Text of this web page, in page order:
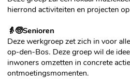
hierrond activiteiten en projecten
👵🧓Senioren
Deze werkgroep zet zich in voor
op-den-Bos. Deze groep wil de
inwoners omzetten in concrete
ontmoetingsmomenten.